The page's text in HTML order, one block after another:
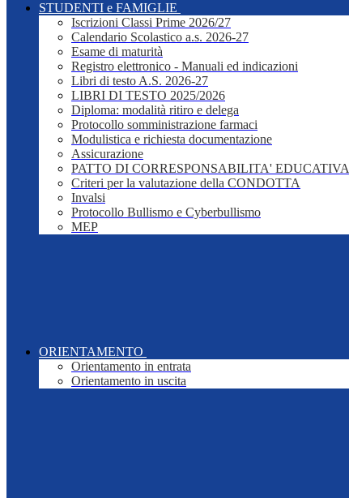
STUDENTI e FAMIGLIE
Iscrizioni Classi Prime 2026/27
Calendario Scolastico a.s. 2026-27
Esame di maturità
Registro elettronico - Manuali ed indicazioni
Libri di testo A.S. 2026-27
LIBRI DI TESTO 2025/2026
Diploma: modalità ritiro e delega
Protocollo somministrazione farmaci
Modulistica e richiesta documentazione
Assicurazione
PATTO DI CORRESPONSABILITA' EDUCATIVA
Criteri per la valutazione della CONDOTTA
Invalsi
Protocollo Bullismo e Cyberbullismo
MEP
ORIENTAMENTO
Orientamento in entrata
Orientamento in uscita